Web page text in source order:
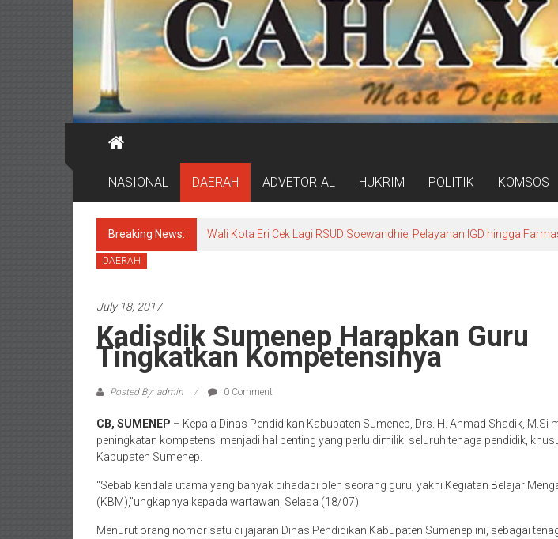
NASIONAL DAERAH ADVETORIAL HUKRIM POLITIK KOMSOS
Breaking News: Wali Kota Eri Cek Lagi RSUD Soewandhie, Pelayanan IGD hingga
DAERAH
July 18, 2017
Kadisdik Sumenep Harapkan Guru
Tingkatkan Kompetensinya
Posted By: admin 0 Comment
CB, SUMENEP – Kepala Dinas Pendidikan Kabupaten Sumenep, Drs. H. Ahmad Shadik, M.Si
peningkatan kompetensi menjadi hal penting yang perlu dimiliki seluruh tenaga pendidik,
Kabupaten Sumenep.
“Sebab kendala utama yang banyak dihadapi oleh seorang guru, yakni Kegiatan Belajar
(KBM),”ungkapnya kepada wartawan, Selasa (18/07).
Menurut orang nomor satu di jajaran Dinas Pendidikan Kabupaten Sumenep ini, sebagai